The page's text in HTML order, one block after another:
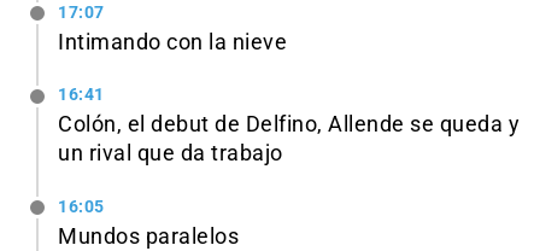
17:07
Intimando con la nieve
16:41
Colón, el debut de Delfino, Allende se queda y
un rival que da trabajo
16:05
Mundos paralelos